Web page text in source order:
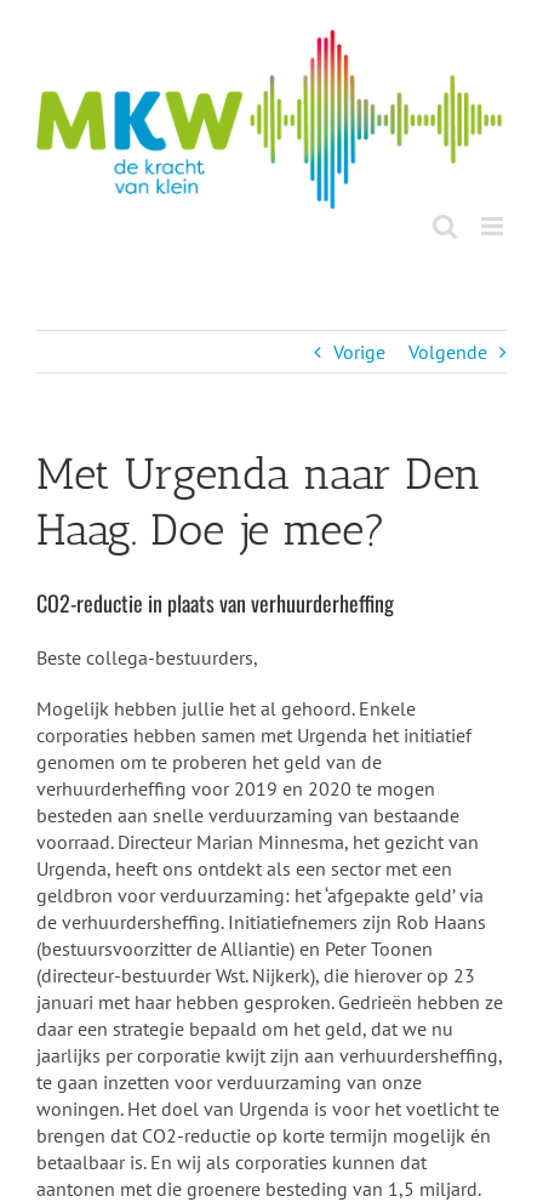
Vorige Volgende
Met Urgenda naar Den
Haag. Doe je mee?
CO2-reductie in plaats van verhuurderheffing
Beste collega-bestuurders,
Mogelijk hebben jullie het al gehoord. Enkele
corporaties hebben samen met Urgenda het initiatief
genomen om te proberen het geld van de
verhuurderheffing voor 2019 en 2020 te mogen
besteden aan snelle verduurzaming van bestaande
voorraad. Directeur Marian Minnesma, het gezicht van
Urgenda, heeft ons ontdekt als een sector met een
geldbron voor verduurzaming: het ‘afgepakte geld’ via
de verhuurdersheffing. Initiatiefnemers zijn Rob Haans
(bestuursvoorzitter de Alliantie) en Peter Toonen
(directeur-bestuurder Wst. Nijkerk), die hierover op 23
januari met haar hebben gesproken. Gedrieën hebben ze
daar een strategie bepaald om het geld, dat we nu
jaarlijks per corporatie kwijt zijn aan verhuurdersheffing,
te gaan inzetten voor verduurzaming van onze
woningen. Het doel van Urgenda is voor het voetlicht te
brengen dat CO2-reductie op korte termijn mogelijk én
betaalbaar is. En wij als corporaties kunnen dat
aantonen met die groenere besteding van 1,5 miljard.